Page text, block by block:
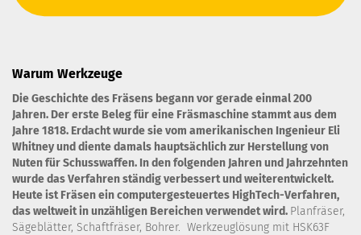
Warum Werkzeuge
Die Geschichte des Fräsens begann vor gerade einmal 200
Jahren. Der erste Beleg für eine Fräsmaschine stammt aus dem
Jahre 1818. Erdacht wurde sie vom amerikanischen Ingenieur Eli
Whitney und diente damals hauptsächlich zur Herstellung von
Nuten für Schusswaffen. In den folgenden Jahren und Jahrzehnten
wurde das Verfahren ständig verbessert und weiterentwickelt.
Heute ist Fräsen ein computergesteuertes HighTech-Verfahren,
das weltweit in unzähligen Bereichen verwendet wird. Planfräser,
Sägeblätter, Schaftfräser, Bohrer. Werkzeuglösung mit HSK63F